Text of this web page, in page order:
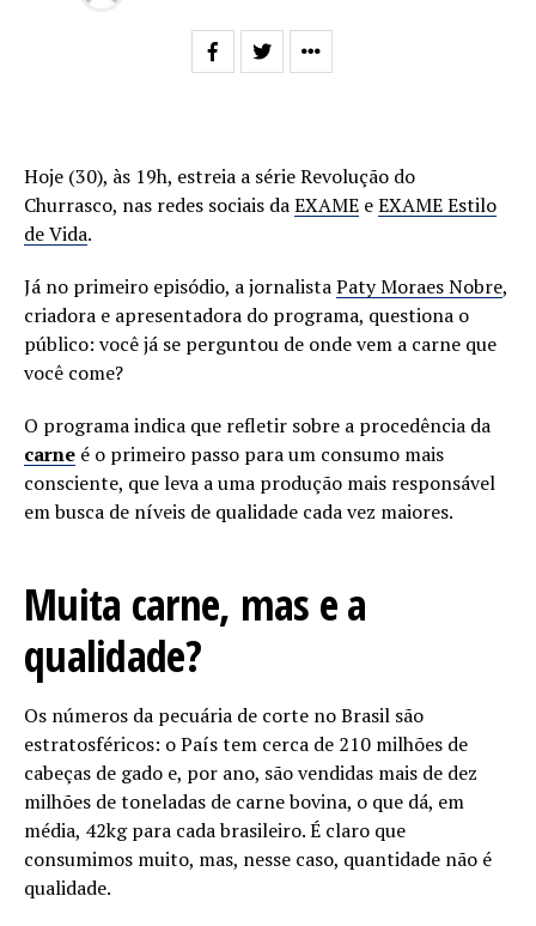
Hoje (30), às 19h, estreia a série Revolução do
Churrasco, nas redes sociais daEXAME eEXAME Estilo
de Vida.
Já no primeiro episódio, a jornalistaPaty Moraes Nobre,
criadora e apresentadora do programa, questiona o
público: você já se perguntou de onde vem a carne que
você come?
O programa indica que refletir sobre a procedência da
carne é o primeiro passo para um consumo mais
consciente, que leva a uma produção mais responsável
em busca de níveis de qualidade cada vez maiores.
Muita carne, mas e a
qualidade?
Os números da pecuária de corte no Brasil são
estratosféricos: o País tem cerca de 210 milhões de
cabeças de gado e, por ano, são vendidas mais de dez
milhões de toneladas de carne bovina, o que dá, em
média, 42kg para cada brasileiro. É claro que
consumimos muito, mas, nesse caso, quantidade não é
qualidade.